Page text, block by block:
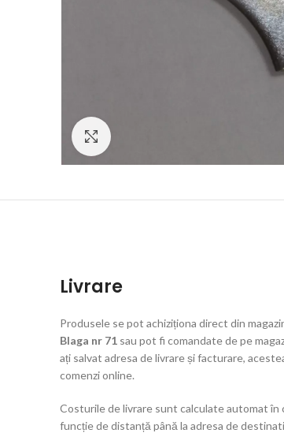
Livrare
Produsele se pot achiziționa direct din
Blaga nr 71 sau pot fi comandate de pe
ați salvat adresa de livrare și facturare,
comenzi online.
Costurile de livrare sunt calculate automat
funcție de distanță până la adresa de